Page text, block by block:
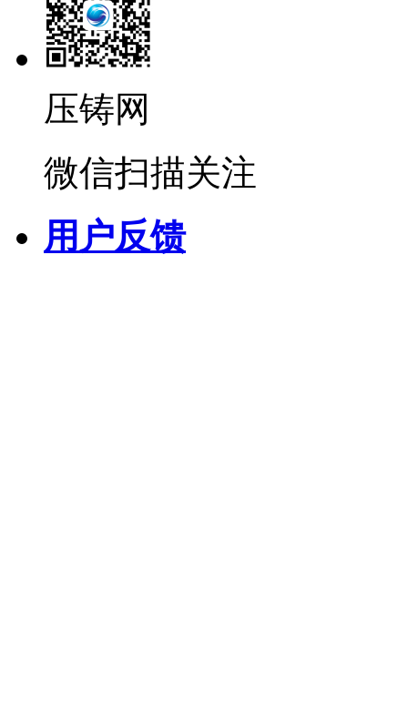
压铸网
微信扫描关注
用户反馈